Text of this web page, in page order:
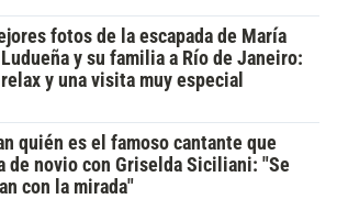
fotos de la escapada de María
y su familia a Río de Janeiro:
y una visita muy especial
quién es el famoso cantante que
de novio con Griselda Siciliani: "Se
con la mirada"